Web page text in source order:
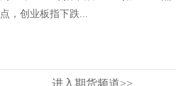
点，创业板指下跌...
进入期货频道>>